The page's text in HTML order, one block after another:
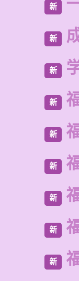
新
新
新
新
新
新
新
新
新